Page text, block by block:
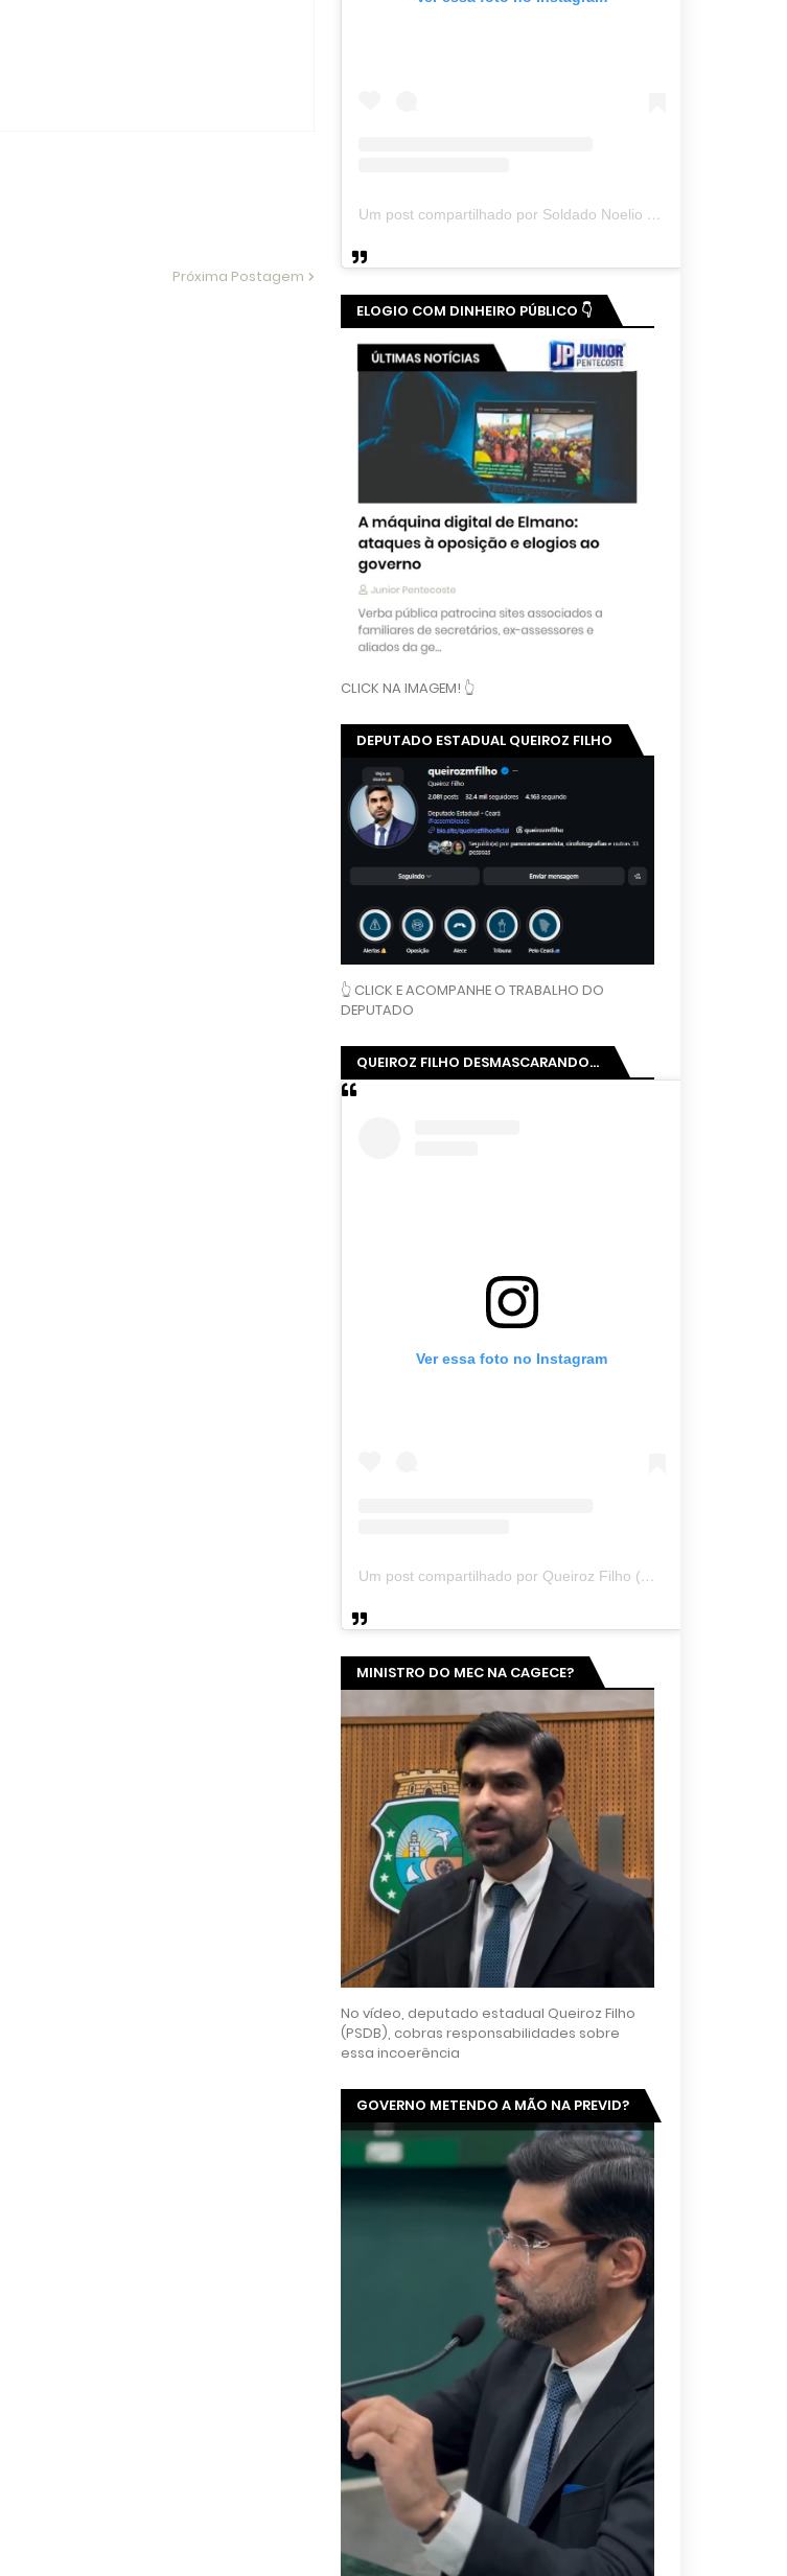
Próxima Postagem
Um post compartilhado por Soldado Noelio (@soldadonoelio)
ELOGIO COM DINHEIRO PÚBLICO 👇
CLICK NA IMAGEM! 👆
DEPUTADO ESTADUAL QUEIROZ FILHO
👆 CLICK E ACOMPANHE O TRABALHO DO
DEPUTADO
QUEIROZ FILHO DESMASCARANDO...
Ver essa foto no Instagram
Um post compartilhado por Queiroz Filho (@queirozmfilho)
MINISTRO DO MEC NA CAGECE?
No vídeo, deputado estadual Queiroz Filho
(PSDB), cobras responsabilidades sobre
essa incoerência
GOVERNO METENDO A MÃO NA PREVID?